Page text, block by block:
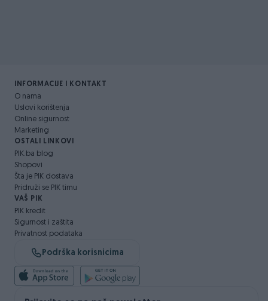
INFORMACIJE I KONTAKT
O nama
Uslovi korištenja
Online sigurnost
Marketing
OSTALI LINKOVI
PIK.ba blog
Shopovi
Šta je PIK dostava
Pridruži se PIK timu
VAŠ PIK
PIK kredit
Sigurnost i zaštita
Privatnost podataka
Podrška korisnicima